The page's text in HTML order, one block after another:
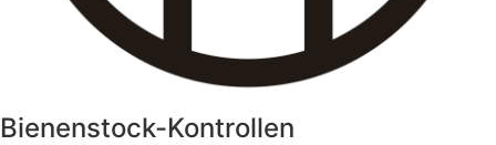
Bienenstock-Kontrollen